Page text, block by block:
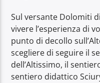
Sul versante Dolomiti
vivere l’esperienza di
punto di decollo
scegliere di seguire il
dell’Altissimo, il
sentiero didattico